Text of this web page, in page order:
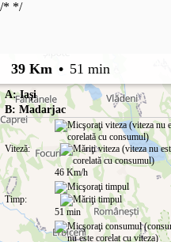
/* */
39 Km • 51 min
A: Iaşi
B: Madarjac
Viteză:
46 Km/h
Timp:
51 min